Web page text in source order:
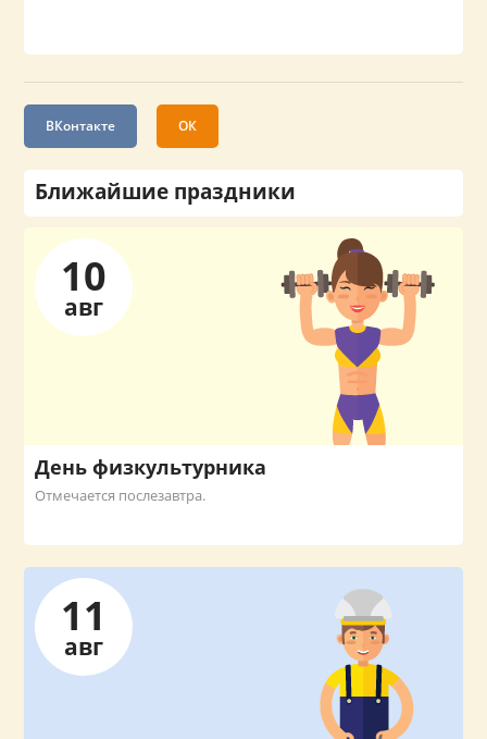
ВКонтакте ОК
Ближайшие праздники
10
авг
День физкультурника
Отмечается послезавтра.
11
авг